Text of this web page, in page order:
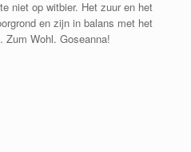
niet op witbier. Het zuur en het
en zijn in balans met het
Zum Wohl. Goseanna!